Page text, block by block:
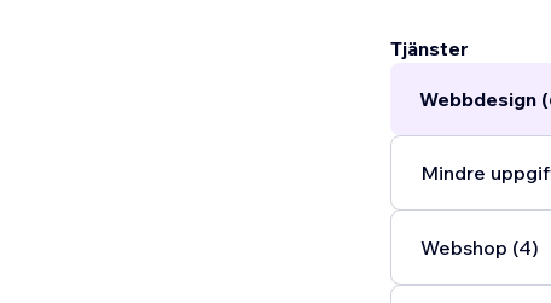
Tjänster
Webbdesign
Mindre
Webshop (4)